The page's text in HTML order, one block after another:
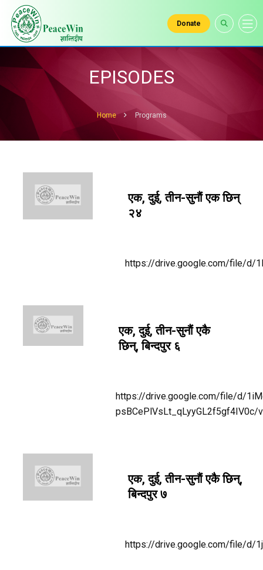
Donate
EPISODES
Home Programs
एक, दुई, तीन-सुनाैं एक छिन्
२४
https://drive.google.com/file/d/
एक, दुई, तीन-सुनाैं एकै
छिन्, बिन्दपुर ६
https://drive.google.com/file/d/
psBCePlVsLt_qLyyGL2f5gf4IV0c/
एक, दुई, तीन-सुनाैं एकै छिन्,
बिन्दपुर ७
https://drive.google.com/file/d/